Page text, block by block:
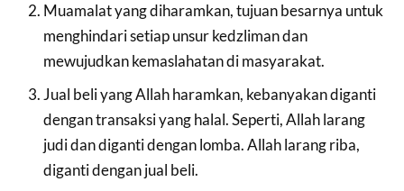
Muamalat yang diharamkan, tujuan besarnya untuk
menghindari setiap unsur kedzliman dan
mewujudkan kemaslahatan di masyarakat.
Jual beli yang Allah haramkan, kebanyakan diganti
dengan transaksi yang halal. Seperti, Allah larang
judi dan diganti dengan lomba. Allah larang riba,
diganti dengan jual beli.